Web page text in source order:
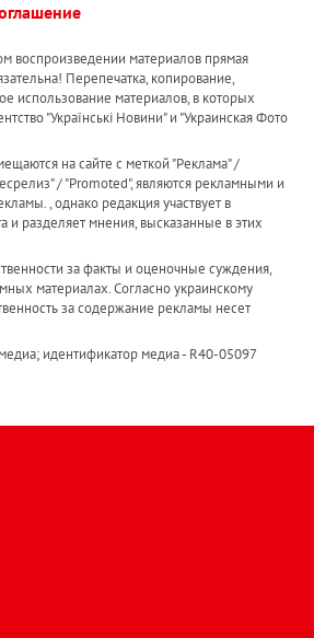
воспроизведении материалов прямая
Перепечатка, копирование,
использование материалов, в которых
"Українськi Новини" и "Украинская Фото
на сайте с меткой "Реклама" /
/ "Promoted", являются рекламными и
, однако редакция участвует в
и разделяет мнения, высказанные в этих
за факты и оценочные суждения,
материалах. Согласно украинскому
за содержание рекламы несет
идентификатор медиа - R40-05097